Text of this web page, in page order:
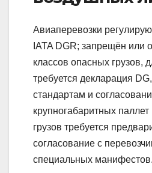
Авиаперевозки
IATA DGR; запрещён или
классов опасных грузов,
требуется декларация
стандартам и
крупногабаритных
грузов требуется
согласование с
специальных манифестов.